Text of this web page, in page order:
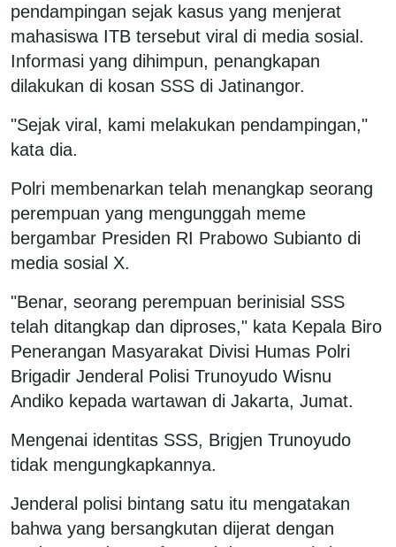
pendampingan sejak kasus yang menjerat
mahasiswa ITB tersebut viral di media sosial.
Informasi yang dihimpun, penangkapan
dilakukan di kosan SSS di Jatinangor.
"Sejak viral, kami melakukan pendampingan,"
kata dia.
Polri membenarkan telah menangkap seorang
perempuan yang mengunggah meme
bergambar Presiden RI Prabowo Subianto di
media sosial X.
"Benar, seorang perempuan berinisial SSS
telah ditangkap dan diproses," kata Kepala Biro
Penerangan Masyarakat Divisi Humas Polri
Brigadir Jenderal Polisi Trunoyudo Wisnu
Andiko kepada wartawan di Jakarta, Jumat.
Mengenai identitas SSS, Brigjen Trunoyudo
tidak mengungkapkannya.
Jenderal polisi bintang satu itu mengatakan
bahwa yang bersangkutan dijerat dengan